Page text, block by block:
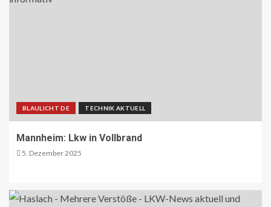
BLAULICHT DE TECHNIK AKTUELL
Mannheim: Lkw in Vollbrand
5. Dezember 2025